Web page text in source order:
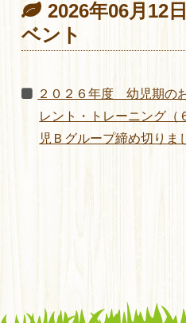
2026年06月12
ベント
２０２６年度 幼児期の
レント・トレーニング（
児Ｂグループ締め切りま